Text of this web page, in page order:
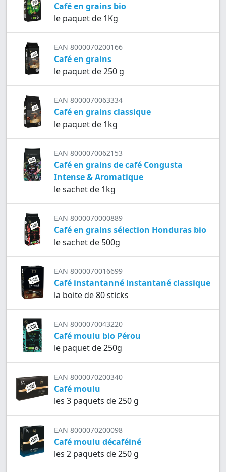
Café en grains bio
le paquet de 1Kg
EAN 8000070200166
Café en grains
le paquet de 250 g
EAN 8000070063334
Café en grains classique
le paquet de 1kg
EAN 8000070062153
Café en grains de café Congusta
Intense & Aromatique
le sachet de 1kg
EAN 8000070000889
Café en grains sélection Honduras bio
le sachet de 500g
EAN 8000070016699
Café instantanné instantané classique
la boite de 80 sticks
EAN 8000070043220
Café moulu bio Pérou
le paquet de 250g
EAN 8000070200340
Café moulu
les 3 paquets de 250 g
EAN 8000070200098
Café moulu décaféiné
les 2 paquets de 250 g